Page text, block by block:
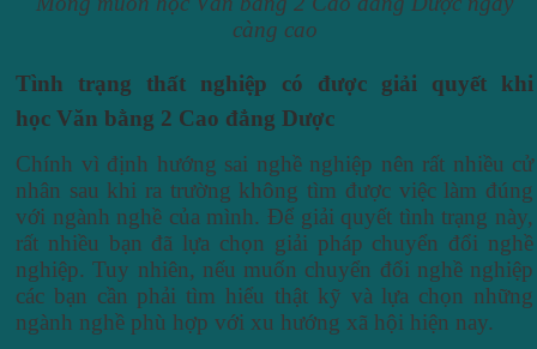
càng cao
Tình trạng thất nghiệp có được giải quyết khi
học Văn bằng 2 Cao đẳng Dược
Chính vì định hướng sai nghề nghiệp nên rất nhiều cử
nhân sau khi ra trường không tìm được việc làm đúng
với ngành nghề của mình. Để giải quyết tình trạng này,
rất nhiều bạn đã lựa chọn giải pháp chuyển đổi nghề
nghiệp. Tuy nhiên, nếu muốn chuyển đổi nghề nghiệp
các bạn cần phải tìm hiểu thật kỹ và lựa chọn những
ngành nghề phù hợp với xu hướng xã hội hiện nay.